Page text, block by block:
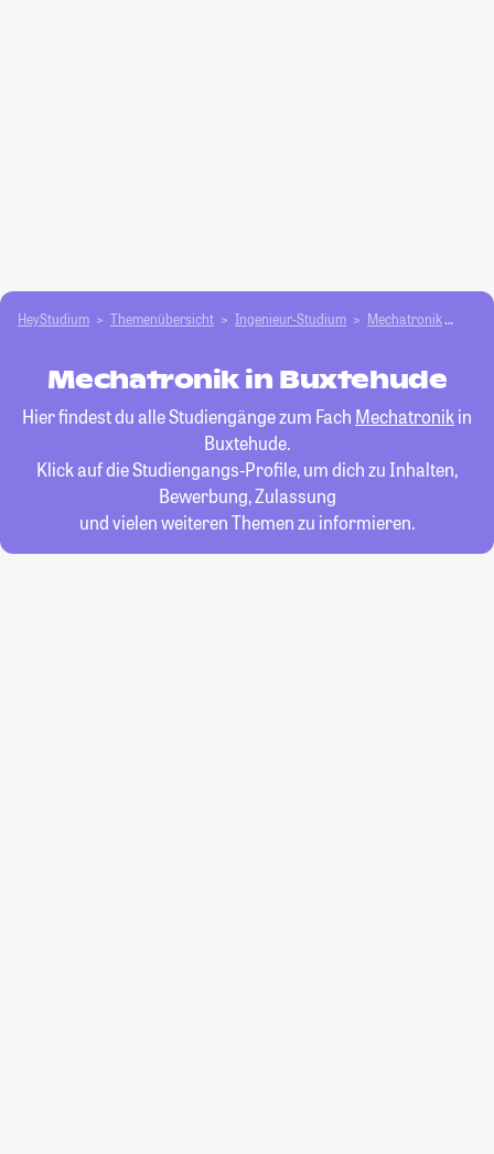
HeyStudium Themenübersicht Ingenieur-Studium Mechatronik
Mechatronik in Buxtehude
Hier findest du alle Studiengänge zum Fach Mechatronikin
Buxtehude.
Klick auf die Studiengangs-Profile, um dich zu Inhalten,
Bewerbung, Zulassung
und vielen weiteren Themen zu informieren.